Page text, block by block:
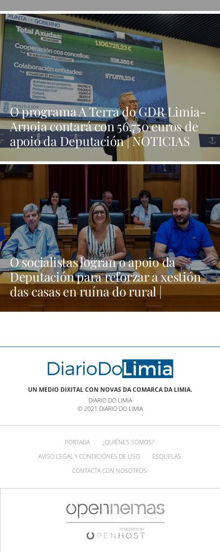
O programa A Terra do GDR Limia-
Arnoia contará con 56.750 euros de
apoio da Deputación | NOTICIAS
O socialistas logran o apoio da
Deputación para reforzar a xestión
das casas en ruína do rural |
NOTICIAS XINZO
UN MEDIO DIXITAL CON NOVAS DA COMARCA DA LIMIA.
DIARIO DO LIMIA
© 2021 DIARIO DO LIMIA
PORTADA
¿QUIÉNES SOMOS?
AVISO LEGAL Y CONDICIÓNES DE USO
ESQUELAS
CONTACTA CON NOSOTROS